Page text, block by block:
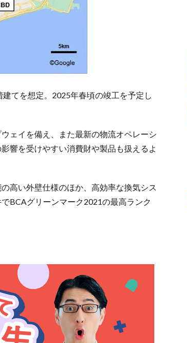
てを想定。2025年春頃の竣工を予定し
ェイを備え、また最新の物流オペレーシ
響を受けやすい消費財や製品も扱えるよ
高い外壁仕様のほか、高効率な換気シス
BCAグリーンマーク2021の最高ランク